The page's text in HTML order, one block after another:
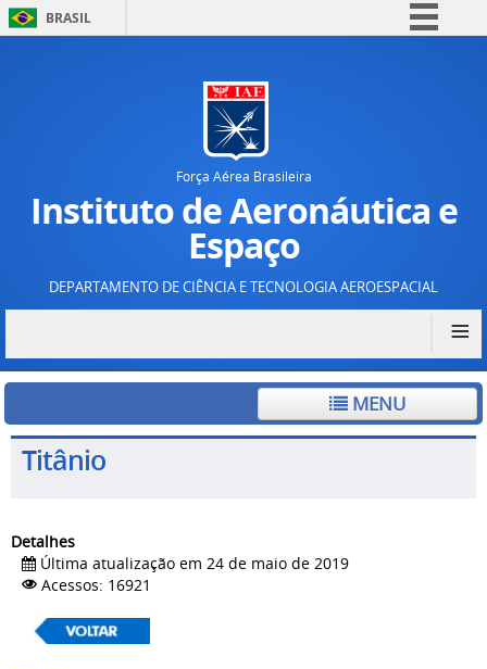
BRASIL
Canais
Força Aérea Brasileira
Instituto de Aeronáutica e
Espaço
DEPARTAMENTO DE CIÊNCIA E TECNOLOGIA AEROESPACIAL
≡
MENU
Titânio
Detalhes
Última atualização em 24 de maio de 2019
Acessos: 16921